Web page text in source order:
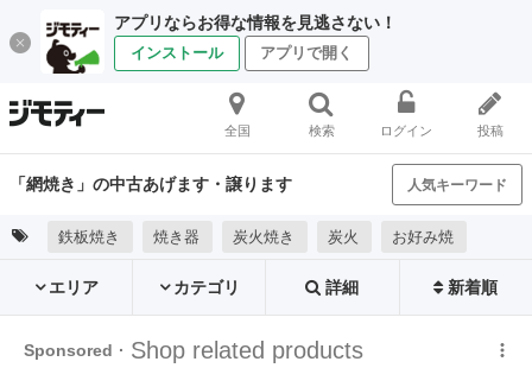
アプリならお得な情報を見逃さない！
インストール アプリで開く
全国 検索 ログイン 投稿
「網焼き」の中古あげます・譲ります 人気キーワード
鉄板焼き 焼き器 炭火焼き 炭火 お好み焼
エリア カテゴリ 詳細 新着順